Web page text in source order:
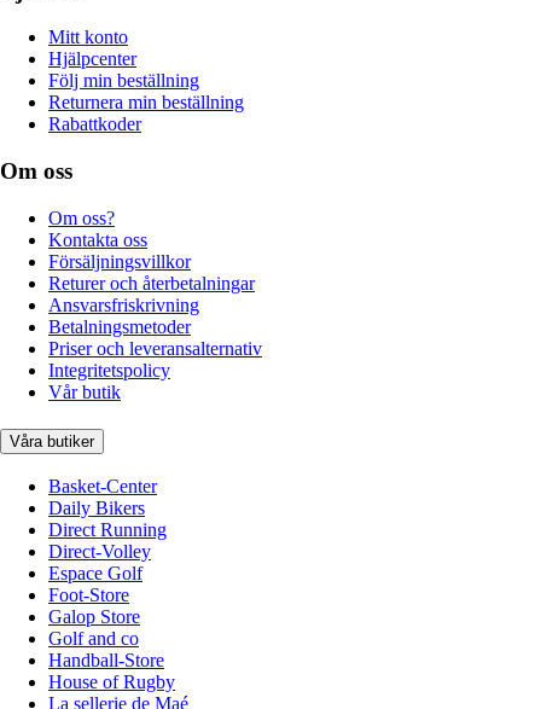
Mitt konto
Hjälpcenter
Följ min beställning
Returnera min beställning
Rabattkoder
Om oss
Om oss?
Kontakta oss
Försäljningsvillkor
Returer och återbetalningar
Ansvarsfriskrivning
Betalningsmetoder
Priser och leveransalternativ
Integritetspolicy
Vår butik
Våra butiker
Basket-Center
Daily Bikers
Direct Running
Direct-Volley
Espace Golf
Foot-Store
Galop Store
Golf and co
Handball-Store
House of Rugby
La sellerie de Maé